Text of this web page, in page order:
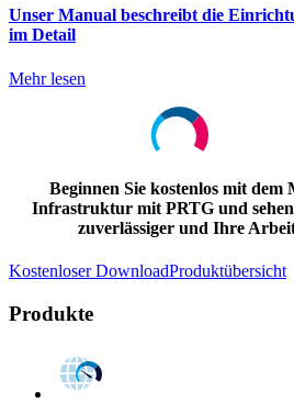
Unser Manual beschreibt die
im Detail
Mehr lesen
Beginnen Sie kostenlos mit
Infrastruktur mit PRTG und
zuverlässiger und Ihre
Kostenloser DownloadProduktübersicht
Produkte